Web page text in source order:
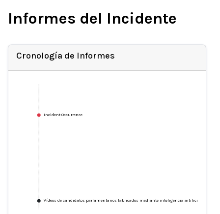
Informes del Incidente
Cronología de Informes
Incident Occurrence
Vídeos de candidatos parlamentarios fabricados mediante inteligencia artificial